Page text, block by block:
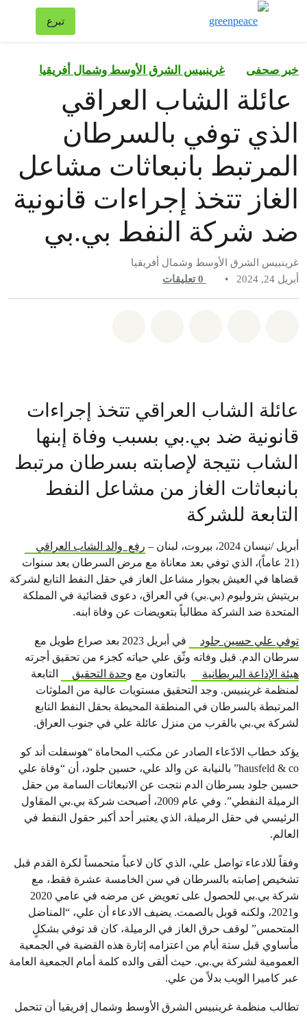
تبرع
خبر صحفى غرينبيس الشرق الأوسط وشمال أفريقيا
عائلة الشاب العراقي
الذي توفي بالسرطان
المرتبط بانبعاثات مشاعل
الغاز تتخذ إجراءات قانونية
ضد شركة النفط بي.بي
غرينبيس الشرق الأوسط وشمال أفريقيا
أبريل 24, 2024
•
0 تعليقات
عائلة الشاب العراقي تتخذ إجراءات
قانونية ضد بي.بي بسبب وفاة إبنها
الشاب نتيجة لإصابته بسرطان مرتبط
بانبعاثات الغاز من مشاعل النفط
التابعة للشركة
أبريل /نيسان 2024، بيروت، لبنان –
رفع والد الشاب العراقي
(21 عاماً)، الذي توفي بعد معاناة مع مرض السرطان بعد سنوات
قضاها في العيش بجوار مشاعل الغاز في حقل النفط التابع لشركة
بريتيش بتروليوم (بي.بي) في العراق، دعوى قضائية في المملكة
المتحدة ضد الشركة مطالباً بتعويضات عن وفاة ابنه.
توفي علي حسين جلود
في أبريل 2023 بعد صراع طويل مع
سرطان الدم. قبل وفاته وثّق علي حياته كجزء من تحقيق أجرته
هيئة الإذاعة البريطانية
بالتعاون مع وحدة التحقيق
التابعة
لمنظمة غرينبيس. وجد التحقيق مستويات عالية من الملوثات
المرتبطة بالسرطان في المنطقة المحيطة بحقل النفط التابع
لشركة بي.بي بالقرب من منزل عائلة علي في جنوب العراق.
يؤكد خطاب الادّعاء الصادر عن مكتب المحاماة “هوسفلت أند كو
hausfeld & co” بالنيابة عن والد علي، حسين جلود، أن “وفاة علي
حسين جلود بسرطان الدم نتجت عن الانبعاثات السامة من حقل
الرميلة النفطي”. وفي عام 2009، أصبحت شركة بي.بي المقاول
الرئيسي في حقل الرميلة، الذي يعتبر أحد أكبر حقول النفط في
العالم.
وفقاً للادعاء تواصل علي، الذي كان لاعباً متحمساً لكرة القدم قبل
تشخيص إصابته بالسرطان في سن الخامسة عشرة فقط، مع
شركة بي.بي للحصول على تعويض عن مرضه في عامي 2020
و2021، ولكنه قوبل بالصمت. يضيف الادعاء أن علي، “المناضل
المتحمس” لوقف حرق الغاز في الرميلة، كان قد توفي بشكلٍ
مأساوي قبل ستة أيام من اعتزامه إثارة هذه القضية في الجمعية
العمومية لشركة بي.بي. حيث ألقى والده كلمة أمام الجمعية العامة
عبر كاميرا الويب بدلاً من علي.
تطالب منظمة غرينبيس الشرق الأوسط وشمال إفريقيا أن تتحمل